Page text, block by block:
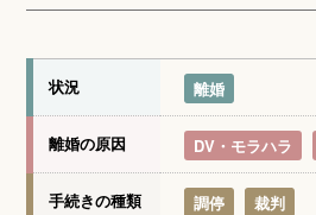
状況 離婚
離婚の原因 DV・モラハラ
手続きの種類 調停 裁判